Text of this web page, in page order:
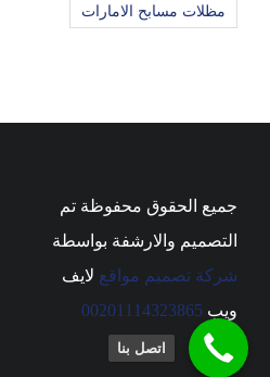
مظلات مسابح الامارات
جميع الحقوق محفوظة تم
التصميم والارشفة بواسطة
شركة تصميم مواقع لايف
ويب 00201114323865
اتصل بنا